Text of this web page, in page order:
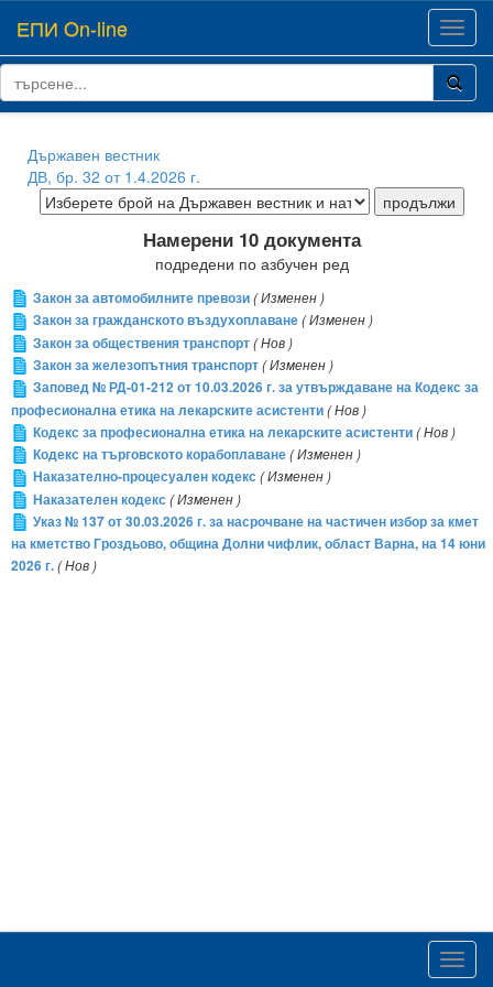
ЕПИ On-line
Държавен вестник
ДВ, бр. 32 от 1.4.2026 г.
Намерени 10 документа
подредени по азбучен ред
Закон за автомобилните превози( Изменен )
Закон за гражданското въздухоплаване( Изменен )
Закон за обществения транспорт( Нов )
Закон за железопътния транспорт( Изменен )
Заповед № РД-01-212 от 10.03.2026 г. за утвърждаване на Кодекс за
професионална етика на лекарските асистенти( Нов )
Кодекс за професионална етика на лекарските асистенти( Нов )
Кодекс на търговското корабоплаване( Изменен )
Наказателно-процесуален кодекс( Изменен )
Наказателен кодекс( Изменен )
Указ № 137 от 30.03.2026 г. за насрочване на частичен избор за кмет
на кметство Гроздьово, община Долни чифлик, област Варна, на 14 юни
2026 г.( Нов )